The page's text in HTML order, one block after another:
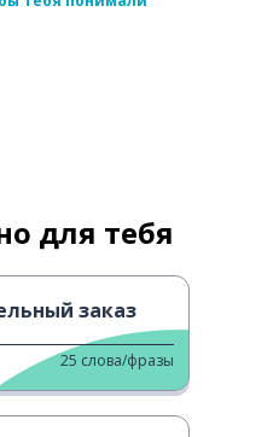
для тебя
заказ
25 слова/фразы